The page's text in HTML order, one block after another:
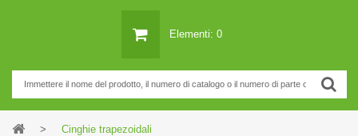
Elementi: 0
> Cinghie trapezoidali